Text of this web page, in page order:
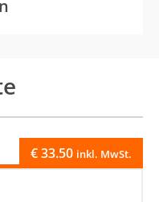
€33.50 inkl. MwSt.